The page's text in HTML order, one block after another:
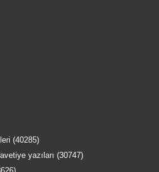
(40285)
yazıları (30747)